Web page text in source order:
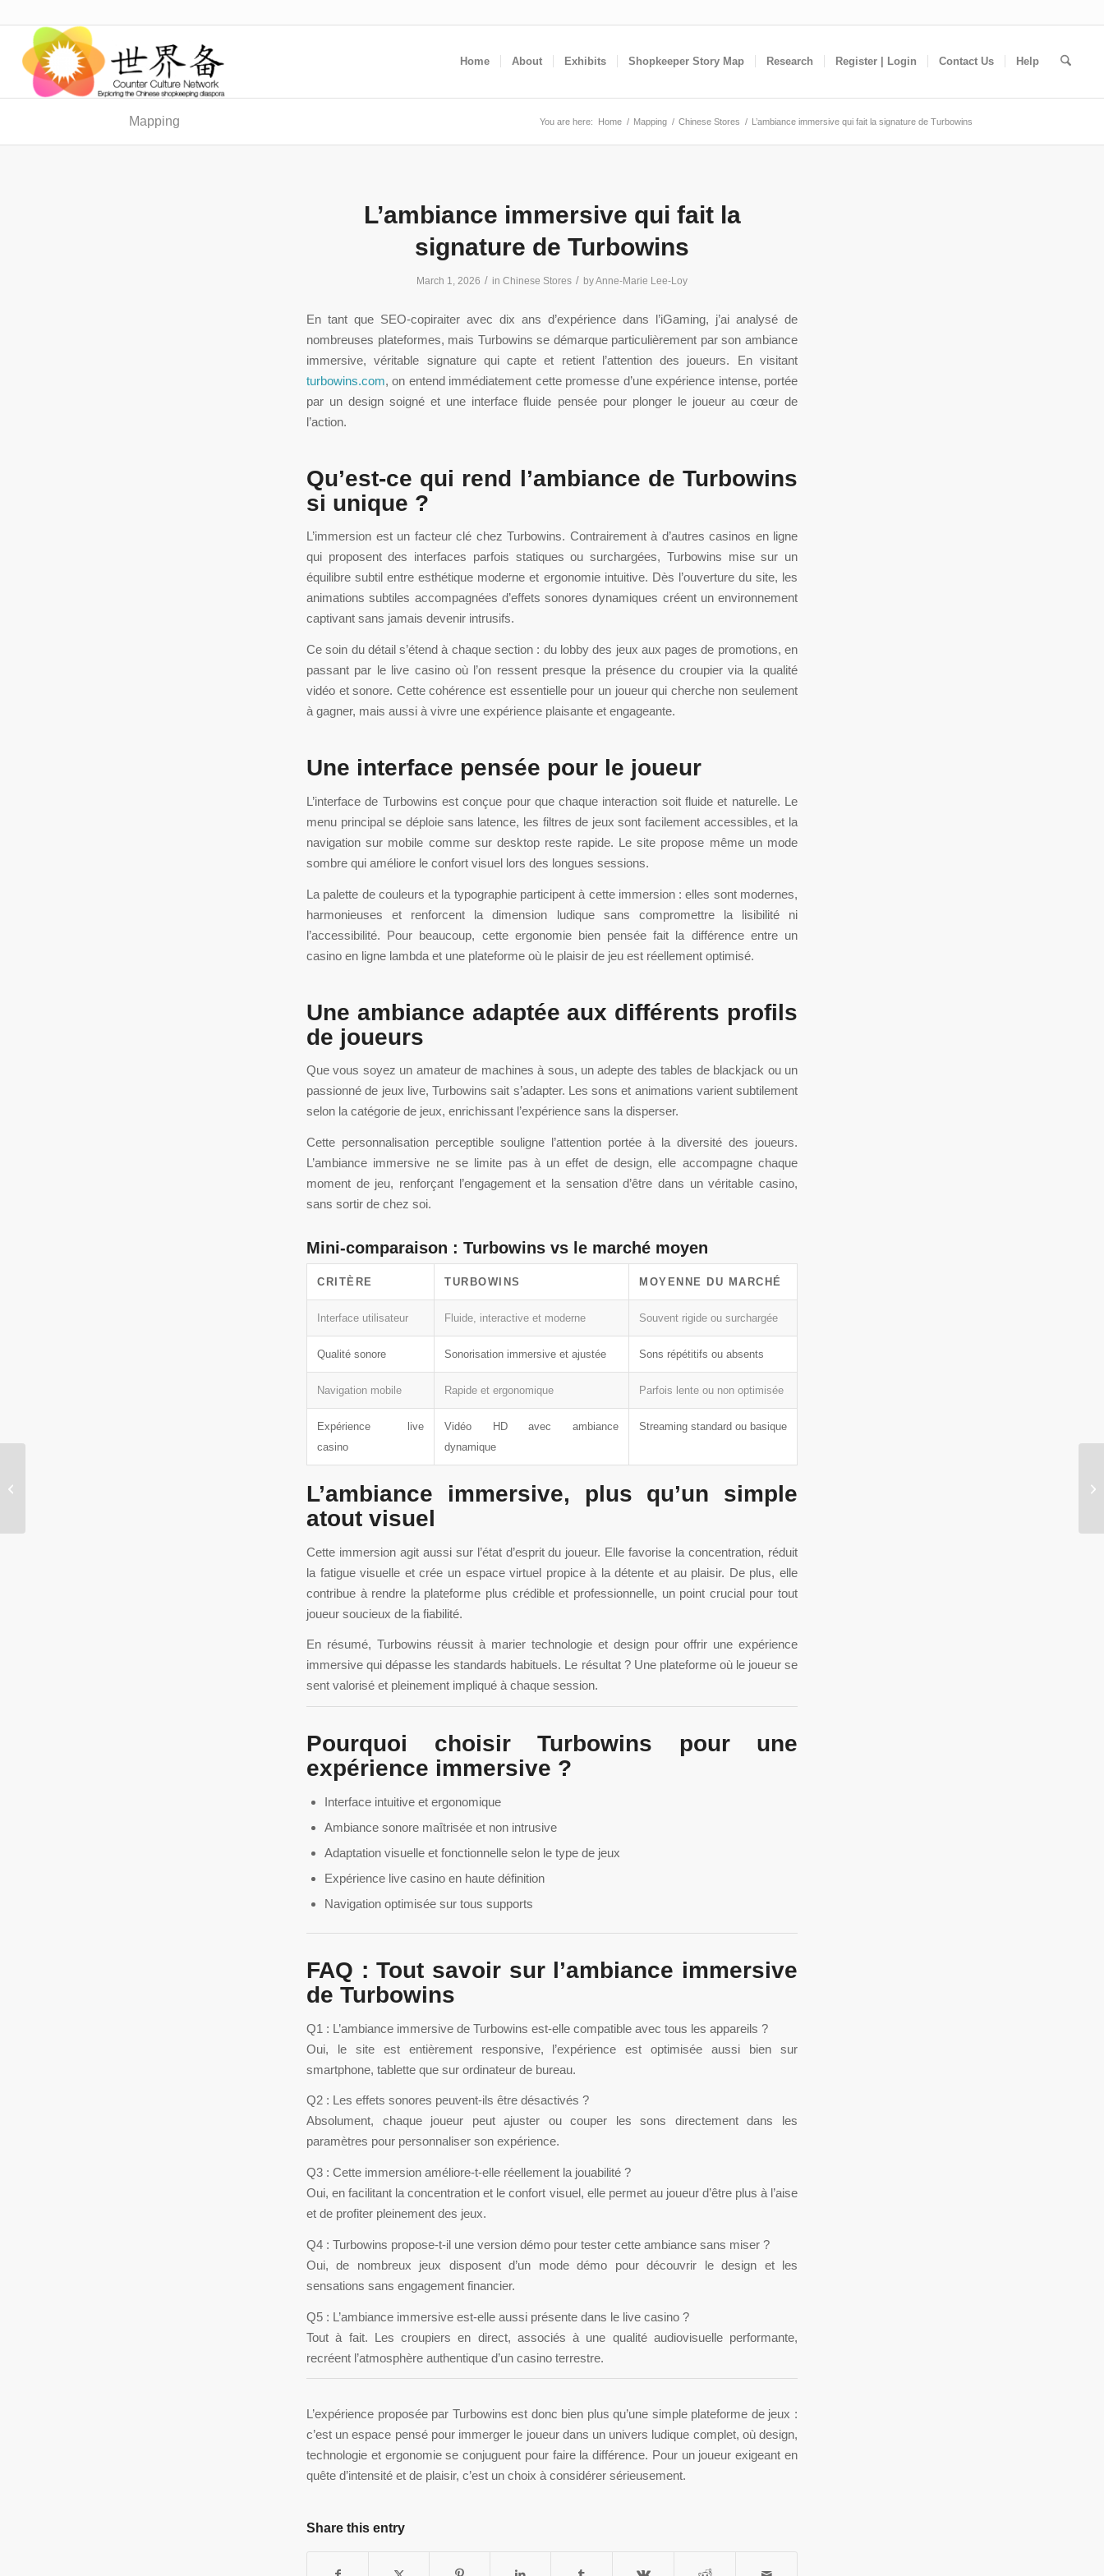
Home About Exhibits Shopkeeper Story Map Research Register | Login Contact Us Help
Mapping You are here: Home / Mapping / Chinese Stores / L’ambiance immersive qui fait la signature de Turbowins
L’ambiance immersive qui fait la
signature de Turbowins
March 1, 2026 / in Chinese Stores / byAnne-Marie Lee-Loy
En tant que SEO-copiraiter avec dix ans d’expérience dans l’iGaming, j’ai analysé de
nombreuses plateformes, mais Turbowins se démarque particulièrement par son ambiance
immersive, véritable signature qui capte et retient l’attention des joueurs. En visitant
turbowins.com, on entend immédiatement cette promesse d’une expérience intense, portée
par un design soigné et une interface fluide pensée pour plonger le joueur au cœur de
l’action.
Qu’est-ce qui rend l’ambiance de Turbowins
si unique ?
L’immersion est un facteur clé chez Turbowins. Contrairement à d’autres casinos en ligne
qui proposent des interfaces parfois statiques ou surchargées, Turbowins mise sur un
équilibre subtil entre esthétique moderne et ergonomie intuitive. Dès l’ouverture du site, les
animations subtiles accompagnées d’effets sonores dynamiques créent un environnement
captivant sans jamais devenir intrusifs.
Ce soin du détail s’étend à chaque section : du lobby des jeux aux pages de promotions, en
passant par le live casino où l’on ressent presque la présence du croupier via la qualité
vidéo et sonore. Cette cohérence est essentielle pour un joueur qui cherche non seulement
à gagner, mais aussi à vivre une expérience plaisante et engageante.
Une interface pensée pour le joueur
L’interface de Turbowins est conçue pour que chaque interaction soit fluide et naturelle. Le
menu principal se déploie sans latence, les filtres de jeux sont facilement accessibles, et la
navigation sur mobile comme sur desktop reste rapide. Le site propose même un mode
sombre qui améliore le confort visuel lors des longues sessions.
La palette de couleurs et la typographie participent à cette immersion : elles sont modernes,
harmonieuses et renforcent la dimension ludique sans compromettre la lisibilité ni
l’accessibilité. Pour beaucoup, cette ergonomie bien pensée fait la différence entre un
casino en ligne lambda et une plateforme où le plaisir de jeu est réellement optimisé.
Une ambiance adaptée aux différents profils
de joueurs
Que vous soyez un amateur de machines à sous, un adepte des tables de blackjack ou un
passionné de jeux live, Turbowins sait s’adapter. Les sons et animations varient subtilement
selon la catégorie de jeux, enrichissant l’expérience sans la disperser.
Cette personnalisation perceptible souligne l’attention portée à la diversité des joueurs.
L’ambiance immersive ne se limite pas à un effet de design, elle accompagne chaque
moment de jeu, renforçant l’engagement et la sensation d’être dans un véritable casino,
sans sortir de chez soi.
Mini-comparaison : Turbowins vs le marché moyen
CRITÈRE TURBOWINS MOYENNE DU MARCHÉ
Interface utilisateur Fluide, interactive et moderne Souvent rigide ou surchargée
Qualité sonore Sonorisation immersive et ajustée Sons répétitifs ou absents
Navigation mobile Rapide et ergonomique Parfois lente ou non optimisée
Expérience live
casino
Vidéo HD avec ambiance
dynamique
Streaming standard ou basique
L’ambiance immersive, plus qu’un simple
atout visuel
Cette immersion agit aussi sur l’état d’esprit du joueur. Elle favorise la concentration, réduit
la fatigue visuelle et crée un espace virtuel propice à la détente et au plaisir. De plus, elle
contribue à rendre la plateforme plus crédible et professionnelle, un point crucial pour tout
joueur soucieux de la fiabilité.
En résumé, Turbowins réussit à marier technologie et design pour offrir une expérience
immersive qui dépasse les standards habituels. Le résultat ? Une plateforme où le joueur se
sent valorisé et pleinement impliqué à chaque session.
Pourquoi choisir Turbowins pour une
expérience immersive ?
Interface intuitive et ergonomique
Ambiance sonore maîtrisée et non intrusive
Adaptation visuelle et fonctionnelle selon le type de jeux
Expérience live casino en haute définition
Navigation optimisée sur tous supports
FAQ : Tout savoir sur l’ambiance immersive
de Turbowins
Q1 : L’ambiance immersive de Turbowins est-elle compatible avec tous les appareils ?
Oui, le site est entièrement responsive, l’expérience est optimisée aussi bien sur
smartphone, tablette que sur ordinateur de bureau.
Q2 : Les effets sonores peuvent-ils être désactivés ?
Absolument, chaque joueur peut ajuster ou couper les sons directement dans les
paramètres pour personnaliser son expérience.
Q3 : Cette immersion améliore-t-elle réellement la jouabilité ?
Oui, en facilitant la concentration et le confort visuel, elle permet au joueur d’être plus à l’aise
et de profiter pleinement des jeux.
Q4 : Turbowins propose-t-il une version démo pour tester cette ambiance sans miser ?
Oui, de nombreux jeux disposent d’un mode démo pour découvrir le design et les
sensations sans engagement financier.
Q5 : L’ambiance immersive est-elle aussi présente dans le live casino ?
Tout à fait. Les croupiers en direct, associés à une qualité audiovisuelle performante,
recréent l’atmosphère authentique d’un casino terrestre.
L’expérience proposée par Turbowins est donc bien plus qu’une simple plateforme de jeux :
c’est un espace pensé pour immerger le joueur dans un univers ludique complet, où design,
technologie et ergonomie se conjuguent pour faire la différence. Pour un joueur exigeant en
quête d’intensité et de plaisir, c’est un choix à considérer sérieusement.
Share this entry